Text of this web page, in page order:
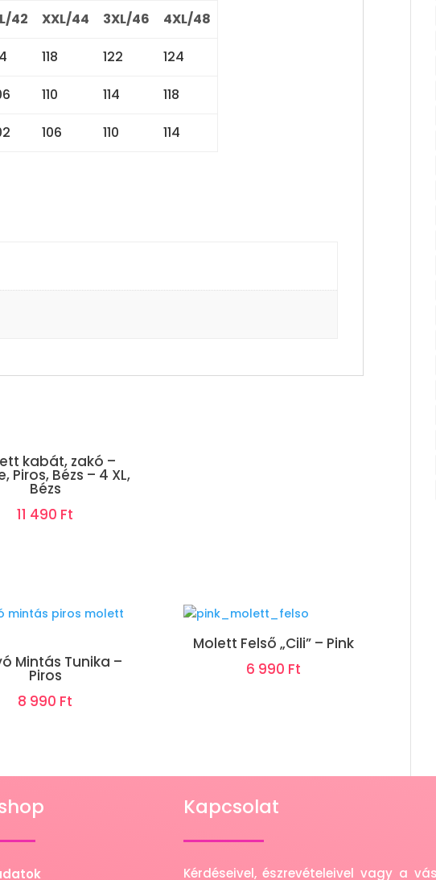
42 XXL/44 3XL/46 4XL/48
118 122 124
110 114 118
106 110 114
kabát, zakó –
Piros, Bézs – 4 XL,
Bézs
11 490 Ft
Mintás Tunika –
Piros
8 990 Ft
Molett Felső „Cili” – Pink
6 990 Ft
Kapcsolat
Kérdéseivel, észrevételeivel vagy a